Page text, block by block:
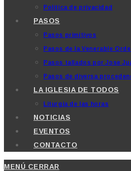
Política de privacidad
PASOS
Pasos primitivos
Pasos de la Venerable
Pasos tallados por Jose
Pasos de diversa
LA IGLESIA DE TODOS
Liturgia de las horas
NOTICIAS
EVENTOS
CONTACTO
MENÚ CERRAR